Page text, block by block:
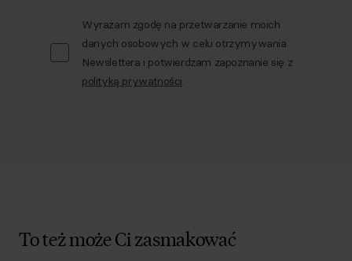
Wyrażam zgodę na przetwarzanie moich
danych osobowych w celu otrzymywania
Newslettera i potwierdzam zapoznanie się z
polityką prywatności.
To też może Ci zasmakować